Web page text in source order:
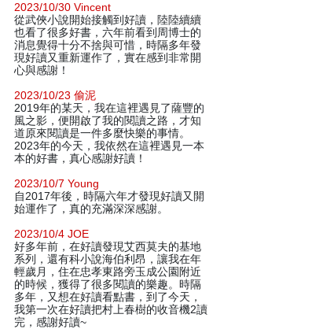
2023/10/30 Vincent
從武俠小說開始接觸到好讀，陸陸續續
也看了很多好書，六年前看到周博士的
消息覺得十分不捨與可惜，時隔多年發
現好讀又重新運作了，實在感到非常開
心與感謝！
2023/10/23 偷泥
2019年的某天，我在這裡遇見了薩豐的
風之影，便開啟了我的閱讀之路，才知
道原來閱讀是一件多麼快樂的事情。
2023年的今天，我依然在這裡遇見一本
本的好書，真心感謝好讀！
2023/10/7 Young
自2017年後，時隔六年才發現好讀又開
始運作了，真的充滿深深感謝。
2023/10/4 JOE
好多年前，在好讀發現艾西莫夫的基地
系列，還有科小說海伯利昂，讓我在年
輕歲月，住在忠孝東路旁玉成公園附近
的時候，獲得了很多閱讀的樂趣。時隔
多年，又想在好讀看點書，到了今天，
我第一次在好讀把村上春樹的收音機2讀
完，感謝好讀~